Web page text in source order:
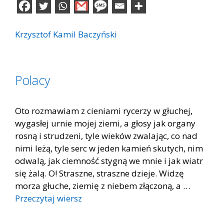
Krzysztof Kamil Baczyński
Polacy
Oto rozmawiam z cieniami rycerzy w głuchej,
wygasłej urnie mojej ziemi, a głosy jak organy
rosną i strudzeni, tyle wieków zwalając, co nad
nimi leżą, tyle serc w jeden kamień skutych, nim
odwalą, jak ciemność stygną we mnie i jak wiatr
się żalą. O! Straszne, straszne dzieje. Widzę
morza głuche, ziemię z niebem złączoną, a …
Przeczytaj wiersz